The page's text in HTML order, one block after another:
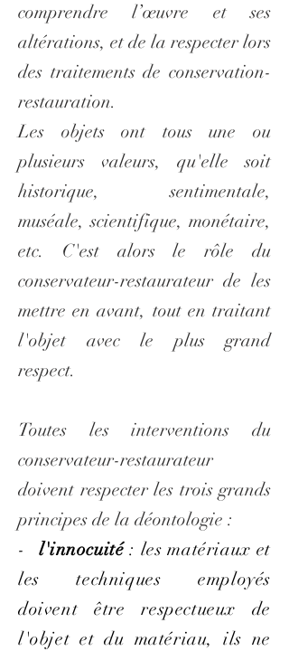
comprendre l’œuvre et ses
altérations, et de la respecter lors
des traitements de conservation-
restauration.
Les objets ont tous une ou
plusieurs valeurs, qu'elle soit
historique, sentimentale,
muséale, scientifique, monétaire,
etc. C'est alors le rôle du
conservateur-restaurateur de les
mettre en avant, tout en traitant
l'objet avec le plus grand
respect.
Toutes les interventions du
conservateur-restaurateur
doivent respecter les trois grands
principes de la déontologie :
- l'innocuité: les matériaux et
les techniques employés
doivent être respectueux de
l'objet et du matériau, ils ne